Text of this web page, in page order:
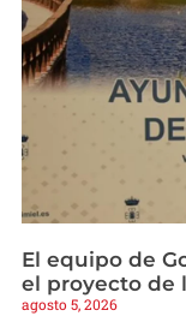
El equipo de
el proyecto de
agosto 5, 2026